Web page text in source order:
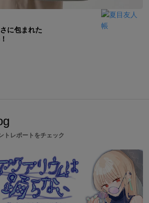
に包まれた
トレポートをチェック